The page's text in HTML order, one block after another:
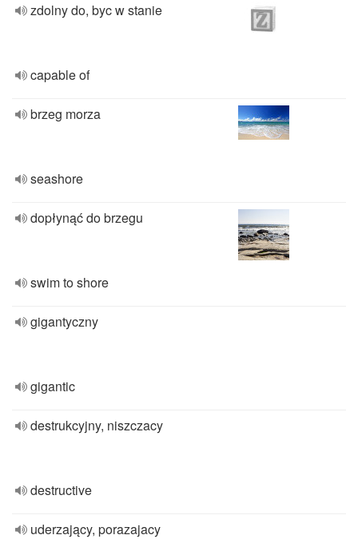
zdolny do, byc w stanie
capable of
brzeg morza
seashore
dopłynąć do brzegu
swim to shore
gigantyczny
gigantic
destrukcyjny, niszczacy
destructive
uderzający, porazajacy